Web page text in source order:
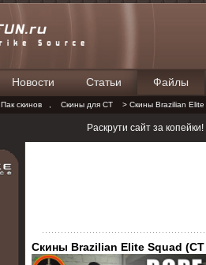
Новости Статьи Файлы
Пак скинов Скины для CT > Скины Brazilian
Раскрути сайт за
Скины Brazilian Elite Squad (CT